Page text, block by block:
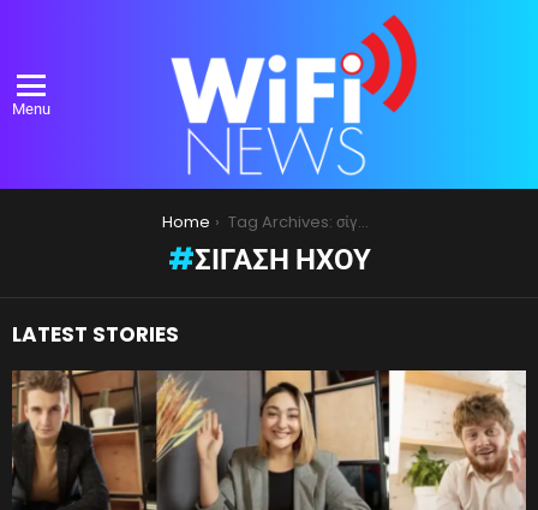
Menu
Home Tag Archives: σίγαση ήχου
ΣΊΓΑΣΗ ΉΧΟΥ
LATEST STORIES